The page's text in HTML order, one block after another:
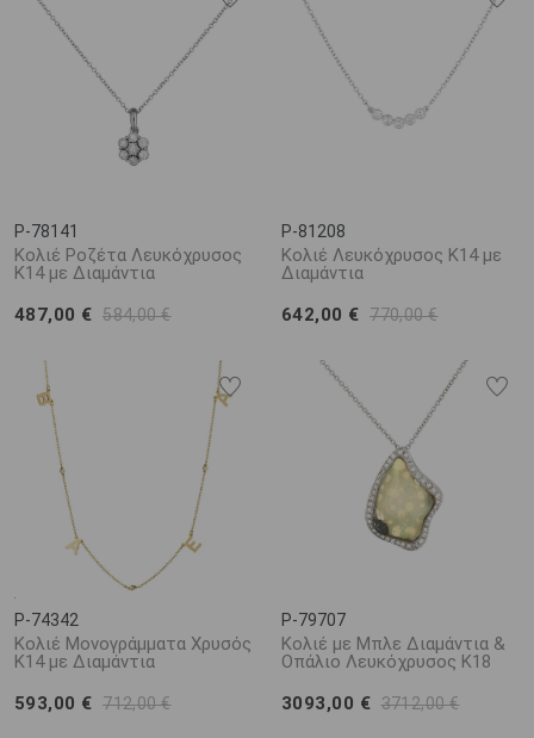
P-78141
Κολιέ Ροζέτα Λευκόχρυσος
Κ14 με Διαμάντια
487,00 € 584,00 €
P-81208
Κολιέ Λευκόχρυσος Κ14 με
Διαμάντια
642,00 € 770,00 €
P-74342
Κολιέ Μονογράμματα Χρυσός
Κ14 με Διαμάντια
593,00 € 712,00 €
P-79707
Κολιέ με Μπλε Διαμάντια &
Οπάλιο Λευκόχρυσος K18
3093,00 € 3712,00 €